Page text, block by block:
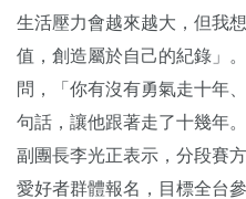
生活壓力會越來越大，但我
值，創造屬於自己的紀錄」
問，「你有沒有勇氣走十年
句話，讓他跟著走了十幾年。
副團長李光正表示，分段賽
愛好者群體報名，目標全台